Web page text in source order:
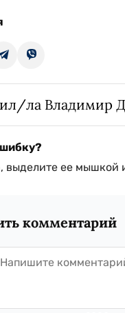
ла Владимир
выделите ее мышкой
комментарий